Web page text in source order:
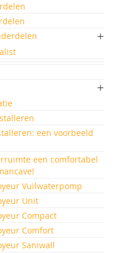
een voorbeeld
een comfortabel
Vuilwaterpomp
Unit
Compact
Comfort
Saniwall